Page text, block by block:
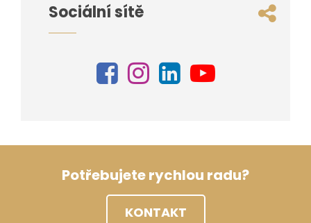
Sociální sítě
Potřebujete rychlou radu?
KONTAKT